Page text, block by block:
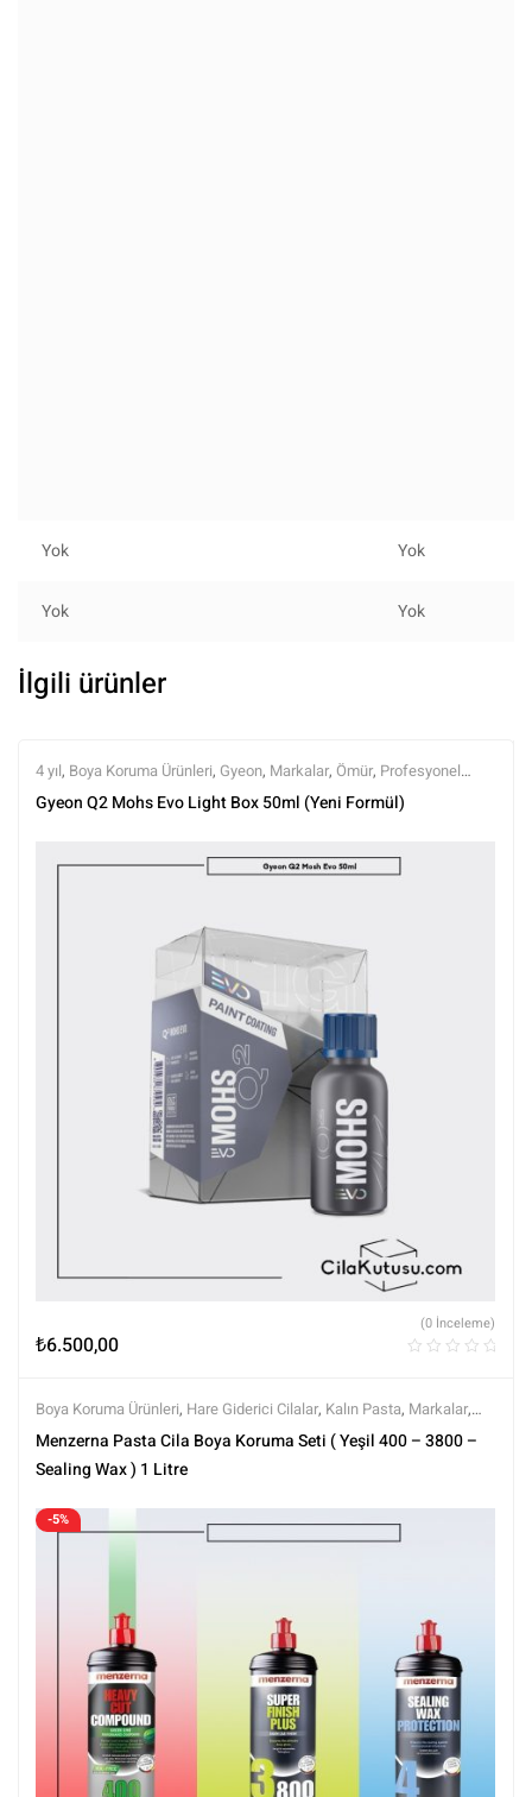
Yok Yok
Yok Yok
İlgili ürünler
4 yıl, Boya Koruma Ürünleri, Gyeon, Markalar, Ömür, Profesyonel
Seramikler ,Semi Profesyonel Seramikler,Seramik Boya Koruma
Gyeon Q2 Mohs Evo Light Box 50ml (Yeni Formül)
₺6.500,00
(0 İnceleme)
Boya Koruma Ürünleri, Hare Giderici Cilalar, Kalın Pasta, Markalar,
Menzerna, Polisaj,Polisaj ve Parlatma, Setler,Setler,Tüm Ürünler,
Tüm Ürünler
Menzerna Pasta Cila Boya Koruma Seti ( Yeşil 400 – 3800 –
Sealing Wax ) 1 Litre
-5%